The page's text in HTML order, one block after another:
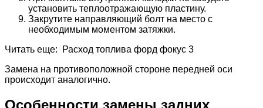
установить теплоотражающую пластину.
Закрутите направляющий болт на место с
необходимым моментом затяжки.
Читать еще: Расход топлива форд фокус 3
Замена на противоположной стороне передней оси
происходит аналогично.